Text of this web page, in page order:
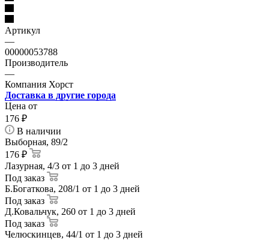
Артикул
—
00000053788
Производитель
—
Компания Хорст
Доставка в другие города
Цена от
176 ₽
В наличии
Выборная, 89/2
176 ₽
Лазурная, 4/3 от 1 до 3 дней
Под заказ
Б.Богаткова, 208/1 от 1 до 3 дней
Под заказ
Д.Ковальчук, 260 от 1 до 3 дней
Под заказ
Челюскинцев, 44/1 от 1 до 3 дней